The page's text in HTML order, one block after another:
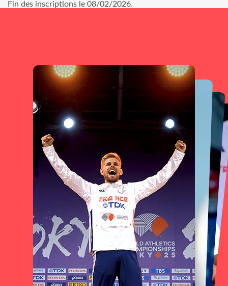
Fin des inscriptions le 08/02/2026.